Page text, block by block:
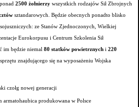
2500 żołnierzy wszystkich rodzajów Sił Zbrojnych
sztandarowych. Będzie obecnych ponadto blisko
ze Stanów Zjednoczonych, Wielkiej
Eurokorpusu i Centrum Szkolenia Sił
im będzie niemal 80 statków powietrznych i 220
znajdującego się na wyposażeniu Wojska
czołg nowej generacji
armatohaubica produkowana w Polsce